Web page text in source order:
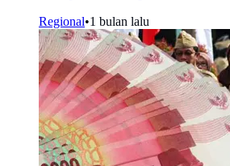
Regional•1 bulan lalu